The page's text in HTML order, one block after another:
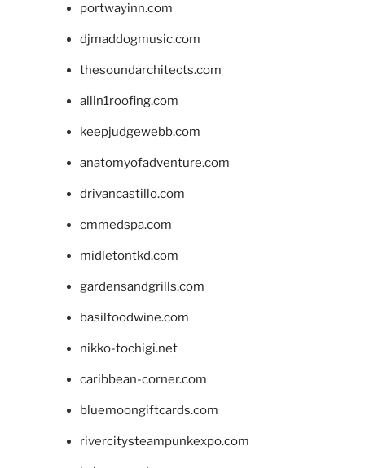
portwayinn.com
djmaddogmusic.com
thesoundarchitects.com
allin1roofing.com
keepjudgewebb.com
anatomyofadventure.com
drivancastillo.com
cmmedspa.com
midletontkd.com
gardensandgrills.com
basilfoodwine.com
nikko-tochigi.net
caribbean-corner.com
bluemoongiftcards.com
rivercitysteampunkexpo.com